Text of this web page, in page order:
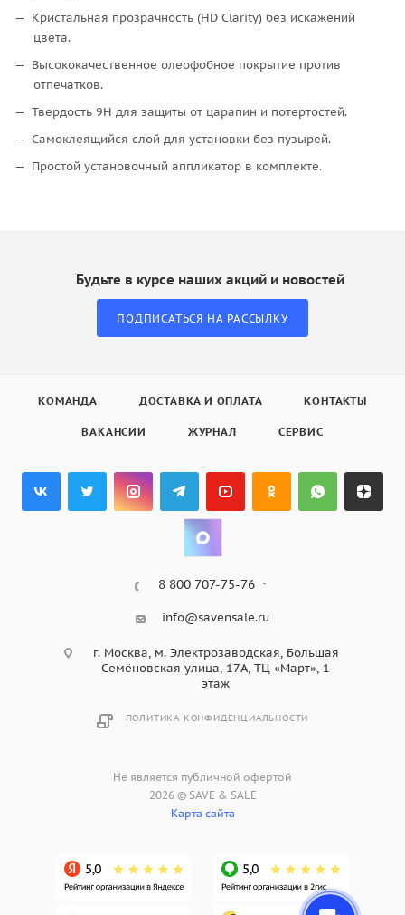
Кристальная прозрачность (HD Clarity) без искажений
цвета.
Высококачественное олеофобное покрытие против
отпечатков.
Твердость 9H для защиты от царапин и потертостей.
Самоклеящийся слой для установки без пузырей.
Простой установочный аппликатор в комплекте.
Будьте в курсе наших акций и новостей
ПОДПИСАТЬСЯ НА РАССЫЛКУ
КОМАНДА ДОСТАВКА И ОПЛАТА КОНТАКТЫ
ВАКАНСИИ ЖУРНАЛ СЕРВИС
8 800 707-75-76
info@savensale.ru
г. Москва, м. Электрозаводская, Большая
Семёновская улица, 17А, ТЦ «Март», 1
этаж
ПОЛИТИКА КОНФИДЕНЦИАЛЬНОСТИ
Не является публичной офертой
2026 © SAVE & SALE
Карта сайта